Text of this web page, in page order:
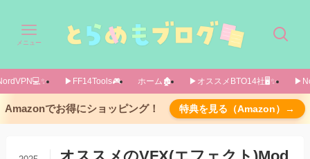
メニュー
▶FF14Tools🎮️ ホーム🏚️ ▶オススメBTO14社🖥️✨️
Amazonでお得にショッピング！ 特典を見る（Amazon）→
無料 ジョブVFX Mod
【ナイト】「Classic Paladin skill remake[DT]」